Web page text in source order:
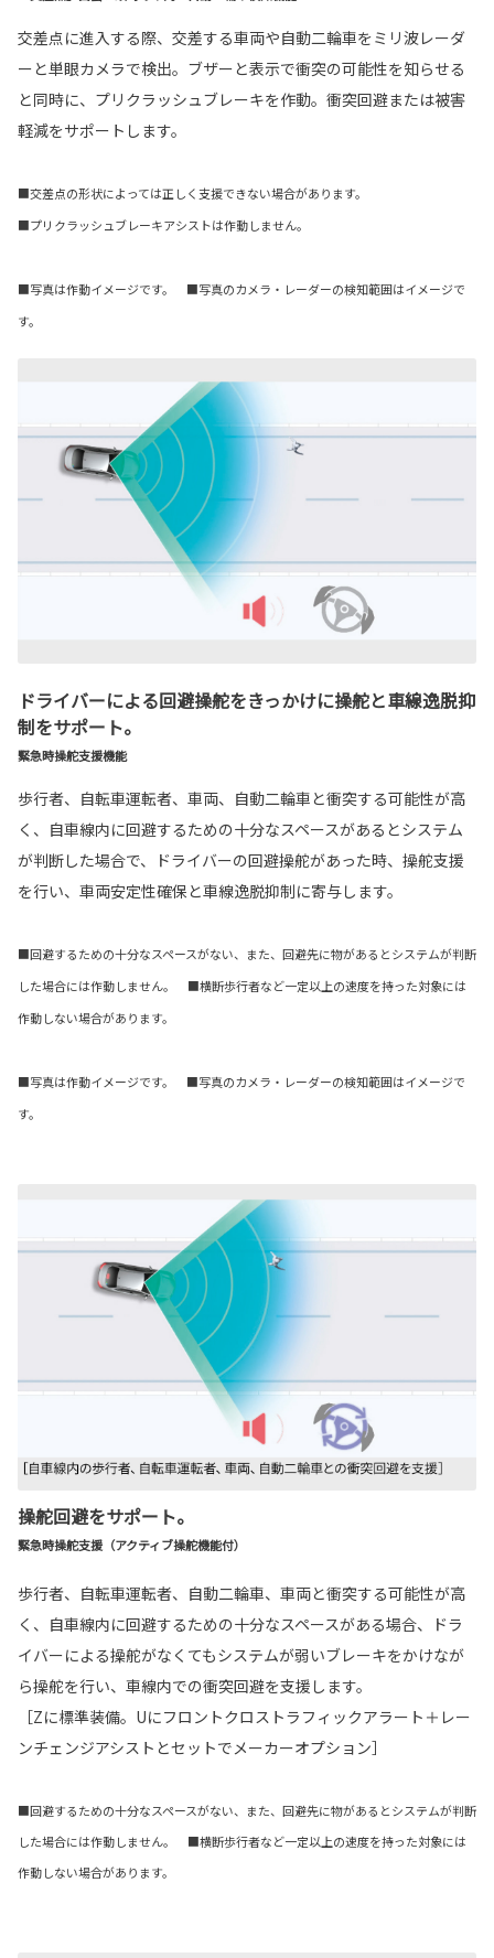
交差点に進入する際、交差する車両や自動二輪車をミリ波レーダ
ーと単眼カメラで検出。ブザーと表示で衝突の可能性を知らせる
と同時に、プリクラッシュブレーキを作動。衝突回避または被害
軽減をサポートします。
■交差点の形状によっては正しく支援できない場合があります。
■プリクラッシュブレーキアシストは作動しません。
■写真は作動イメージです。 ■写真のカメラ・レーダーの検知範囲はイメージで
す。
ドライバーによる回避操舵をきっかけに操舵と車線逸脱抑
制をサポート。
緊急時操舵支援機能
歩行者、自転車運転者、車両、自動二輪車と衝突する可能性が高
く、自車線内に回避するための十分なスペースがあるとシステム
が判断した場合で、ドライバーの回避操舵があった時、操舵支援
を行い、車両安定性確保と車線逸脱抑制に寄与します。
■回避するための十分なスペースがない、また、回避先に物があるとシステムが判断
した場合には作動しません。 ■横断歩行者など一定以上の速度を持った対象には
作動しない場合があります。
■写真は作動イメージです。 ■写真のカメラ・レーダーの検知範囲はイメージで
す。
操舵回避をサポート。
緊急時操舵支援（アクティブ操舵機能付）
歩行者、自転車運転者、自動二輪車、車両と衝突する可能性が高
く、自車線内に回避するための十分なスペースがある場合、ドラ
イバーによる操舵がなくてもシステムが弱いブレーキをかけなが
ら操舵を行い、車線内での衝突回避を支援します。
［Zに標準装備。Uにフロントクロストラフィックアラート＋レー
ンチェンジアシストとセットでメーカーオプション］
■回避するための十分なスペースがない、また、回避先に物があるとシステムが判断
した場合には作動しません。 ■横断歩行者など一定以上の速度を持った対象には
作動しない場合があります。